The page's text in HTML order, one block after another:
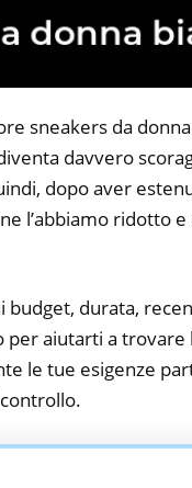
sneakers da
davvero
dopo aver
l’abbiamo ridotto
durata,
aiutarti a trovare
le tue esigenze